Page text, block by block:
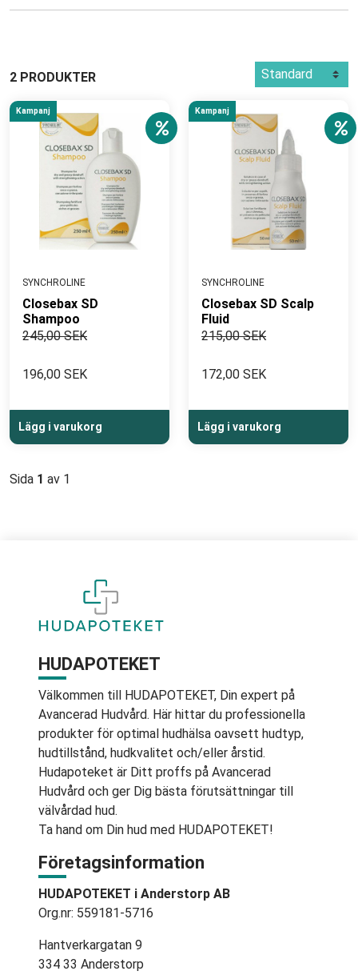
2 PRODUKTER
Kampanj
SYNCHROLINE
Closebax SD
Shampoo
245,00 SEK
196,00 SEK
Lägg i varukorg
Kampanj
SYNCHROLINE
Closebax SD Scalp
Fluid
215,00 SEK
172,00 SEK
Lägg i varukorg
Sida 1 av 1
HUDAPOTEKET
Välkommen till HUDAPOTEKET, Din expert på
Avancerad Hudvård. Här hittar du professionella
produkter för optimal hudhälsa oavsett hudtyp,
hudtillstånd, hudkvalitet och/eller årstid.
Hudapoteket är Ditt proffs på Avancerad
Hudvård och ger Dig bästa förutsättningar till
välvårdad hud.
Ta hand om Din hud med HUDAPOTEKET!
Företagsinformation
HUDAPOTEKET i Anderstorp AB
Org.nr: 559181-5716
Hantverkargatan 9
334 33 Anderstorp